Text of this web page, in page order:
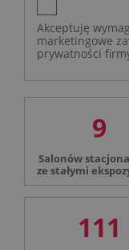
Akceptuję
marketingowe
prywatności
9
Salonów
ze stałymi
111